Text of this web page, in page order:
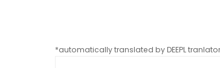
*automatically translated by DEEPL tranlator